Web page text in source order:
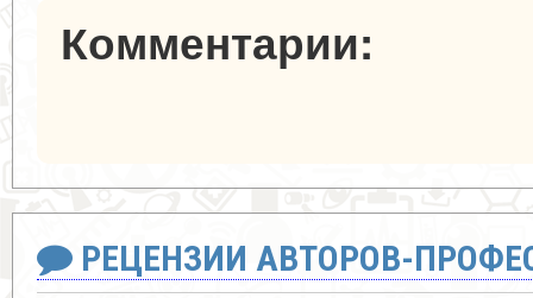
Комментарии:
РЕЦЕНЗИИ АВТОРОВ-